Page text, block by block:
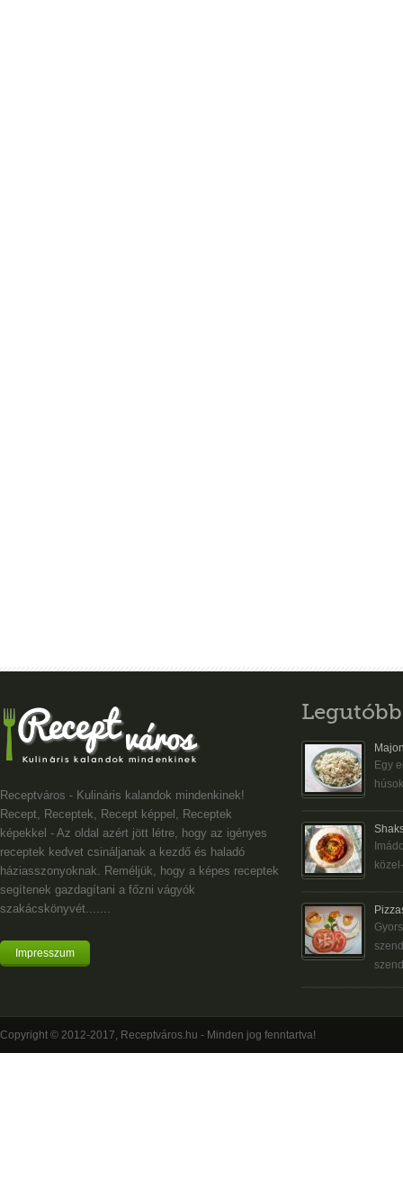
Receptváros - Kulináris kalandok mindenkinek!
Recept, Receptek, Recept képpel, Receptek
képekkel - Az oldal azért jött létre, hogy az igényes
receptek kedvet csináljanak a kezdő és haladó
háziasszonyoknak. Reméljük, hogy a képes receptek
segítenek gazdagítani a főzni vágyók
szakácskönyvét.......
Impresszum
Egy
Copyright © 2012-2017, Receptváros.hu - Minden jog fenntartva!